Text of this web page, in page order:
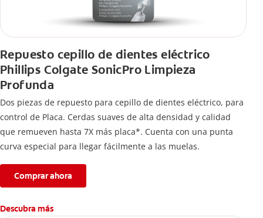
Repuesto cepillo de dientes eléctrico
Phillips Colgate SonicPro Limpieza
Profunda
Dos piezas de repuesto para cepillo de dientes eléctrico, para
control de Placa. Cerdas suaves de alta densidad y calidad
que remueven hasta 7X más placa*. Cuenta con una punta
curva especial para llegar fácilmente a las muelas.
Comprar ahora
Descubra más